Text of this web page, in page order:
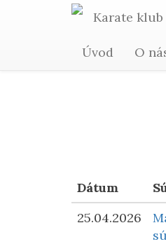
Karate klub
Úvod O
Dátum
25.04.2026